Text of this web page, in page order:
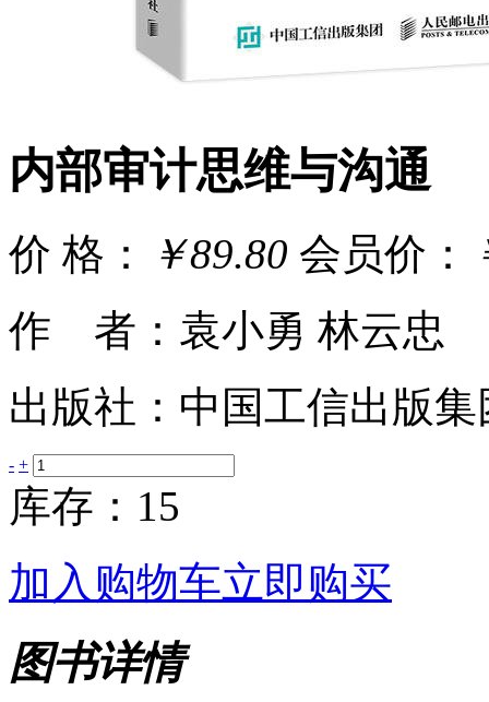
内部审计思维与沟通
价 格： ￥89.80 会员价：
作 者：袁小勇 林云忠
出版社：中国工信出版
- +
库存：15
加入购物车立即购买
图书详情